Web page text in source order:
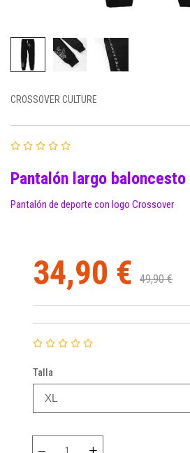
CROSSOVER CULTURE
Pantalón largo
Pantalón de deporte con logo Crossover
34,90 € 49,90 €
Talla